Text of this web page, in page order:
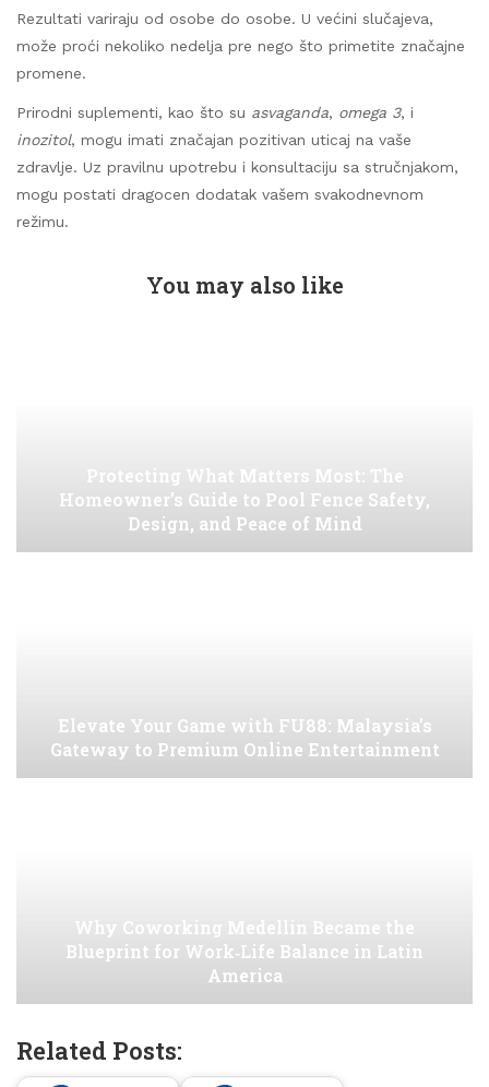
Rezultati variraju od osobe do osobe. U većini slučajeva,
može proći nekoliko nedelja pre nego što primetite značajne
promene.
Prirodni suplementi, kao što su asvaganda, omega 3, i
inozitol, mogu imati značajan pozitivan uticaj na vaše
zdravlje. Uz pravilnu upotrebu i konsultaciju sa stručnjakom,
mogu postati dragocen dodatak vašem svakodnevnom
režimu.
You may also like
Protecting What Matters Most: The
Homeowner’s Guide to Pool Fence Safety,
Design, and Peace of Mind
Elevate Your Game with FU88: Malaysia’s
Gateway to Premium Online Entertainment
Why Coworking Medellin Became the
Blueprint for Work‑Life Balance in Latin
America
Related Posts: